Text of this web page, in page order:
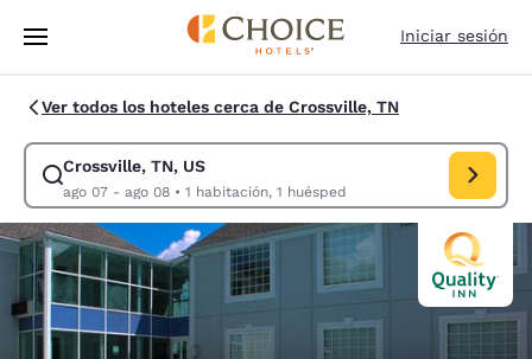
Pasar A Contenido Principal
Iniciar sesión
Ver todos los hoteles cerca de Crossville, TN
Crossville, TN, US
ago 07 - ago 08• 1 habitación, 1 huésped
Modificar la búsqueda de Crossville, TN, US. Fecha de check-in ago